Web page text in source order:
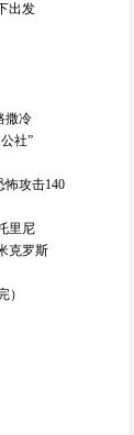
出发
撒冷
社”
怖攻击140
里尼
克罗斯
）